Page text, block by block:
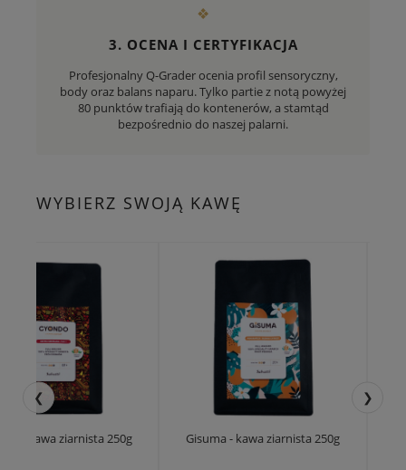
❖
3. OCENA I CERTYFIKACJA
Profesjonalny Q-Grader ocenia profil sensoryczny,
body oraz balans naparu. Tylko partie z notą powyżej
80 punktów trafiają do kontenerów, a stamtąd
bezpośrednio do naszej palarni.
WYBIERZ SWOJĄ KAWĘ
❮ ❯
- kawa ziarnista 250g Gisuma - kawa ziarnista 250g